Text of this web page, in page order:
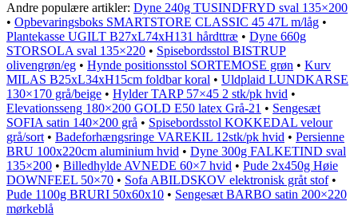
Andre populære artikler: Dyne 240g TUSINDFRYD sval 135×200
• Opbevaringsboks SMARTSTORE CLASSIC 45 47L m/låg •
Plantekasse UGILT B27xL74xH131 hårdttræ • Dyne 660g
STORSOLA sval 135×220 • Spisebordsstol BISTRUP
olivengrøn/eg • Hynde positionsstol SORTEMOSE grøn • Kurv
MILAS B25xL34xH15cm foldbar koral • Uldplaid LUNDKARSE
130×170 grå/beige • Hylder TARP 57×45 2 stk/pk hvid •
Elevationsseng 180×200 GOLD E50 latex Grå-21 • Sengesæt
SOFIA satin 140×200 grå • Spisebordsstol KOKKEDAL velour
grå/sort • Badeforhængsringe VAREKIL 12stk/pk hvid • Persienne
BRU 100x220cm aluminium hvid • Dyne 300g FALKETIND sval
135×200 • Billedhylde AVNEDE 60×7 hvid • Pude 2x450g Høie
DOWNFEEL 50×70 • Sofa ABILDSKOV elektronisk gråt stof•
Pude 1100g BRURI 50x60x10 • Sengesæt BARBO satin 200×220
mørkeblå